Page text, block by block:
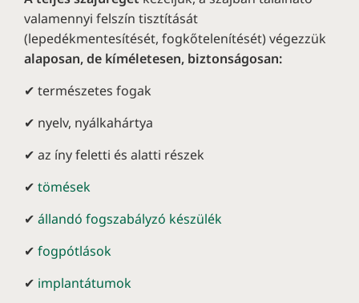
valamennyi felszín tisztítását
(lepedékmentesítését, fogkőtelenítését) végezzük
alaposan, de kíméletesen, biztonságosan:
✔ természetes fogak
✔ nyelv, nyálkahártya
✔ az íny feletti és alatti részek
✔ tömések
✔ állandó fogszabályzó készülék
✔ fogpótlások
✔ implantátumok